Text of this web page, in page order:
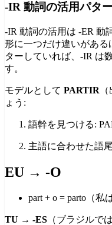
-IR 動詞の活用パタ
-IR 動詞の活用は -ER 動
形に一つだけ違いがある
ターしていれば、-IR は
す。
モデルとして PARTIR
ょう:
語幹を見つける:
主語に合わせた語
EU → -O
part + o = parto（私
TU → -ES （ブラジルで